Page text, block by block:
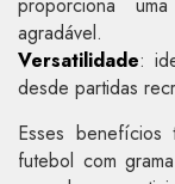
agradável.
Versatilidade:
desde partidas
Esses benefícios
futebol com